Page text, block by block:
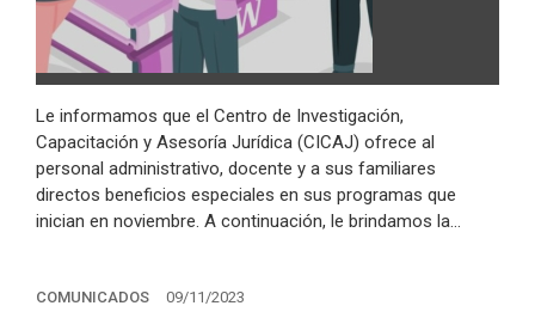
Le informamos que el Centro de Investigación,
Capacitación y Asesoría Jurídica (CICAJ) ofrece al
personal administrativo, docente y a sus familiares
directos beneficios especiales en sus programas que
inician en noviembre. A continuación, le brindamos la…
COMUNICADOS 09/11/2023